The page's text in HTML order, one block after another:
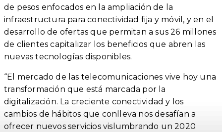
de pesos enfocados en la ampliación de la
infraestructura para conectividad fija y móvil, y en el
desarrollo de ofertas que permitan a sus 26 millones
de clientes capitalizar los beneficios que abren las
nuevas tecnologías disponibles.
“El mercado de las telecomunicaciones vive hoy una
transformación que está marcada por la
digitalización. La creciente conectividad y los
cambios de hábitos que conlleva nos desafían a
ofrecer nuevos servicios vislumbrando un 2020